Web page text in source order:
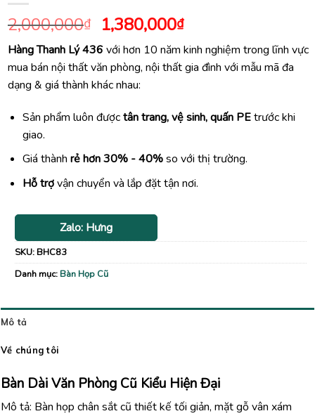
2,000,000₫ Giá
gốc
là:
2,000,000₫.
1,380,000₫Giá
hiện
tại
là:
Hàng Thanh Lý 436 với hơn 10 năm kinh nghiệm trong lĩnh vực
mua bán nội thất văn phòng, nội thất gia đình với mẫu mã đa
dạng & giá thành khác nhau:
Sản phẩm luôn đượctân trang, vệ sinh, quấn PEtrước khi
giao.
Giá thành rẻ hơn 30% - 40%so với thị trường.
Hỗ trợvận chuyển và lắp đặt tận nơi.
Zalo: Hưng
SKU:BHC83
Danh mục:Bàn Họp Cũ
Mô tả
Về chúng tôi
Bàn Dài Văn Phòng Cũ Kiểu Hiện Đại
Mô tả: Bàn họp chân sắt cũ thiết kế tối giản, mặt gỗ vân xám